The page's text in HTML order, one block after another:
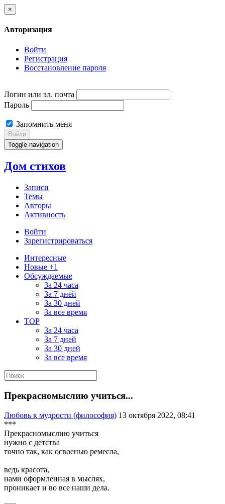
×
Авторизация
Войти
Регистрация
Восстановление пароля
Логин или эл. почта
Пароль
Запомнить меня
Войти
Toggle navigation
Дом стихов
Записи
Темы
Авторы
Активность
Войти
Зарегистрироваться
Интересные
Новые +1
Обсуждаемые
За 24 часа
За 7 дней
За 30 дней
За все время
TOP
За 24 часа
За 7 дней
За 30 дней
За все время
Прекрасномыслию учиться...
Любовь к мудрости (философия) 13 октября 2022, 08:41
***
Прекрасномыслию учиться
нужно с детства
точно так, как освоенью ремесла,
ведь красота,
нами оформленная в мыслях,
проникает и во все наши дела.